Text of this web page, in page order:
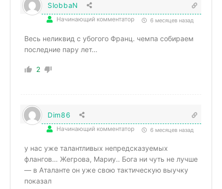
SlobbaN
Начинающий комментатор 6 месяцев назад
Весь неликвид с убогого Франц. чемпа собираем
последние пару лет…
2
Dim86
Начинающий комментатор 6 месяцев назад
у нас уже талантливых непредсказуемых
флангов… Жегрова, Мариу.. Бога ни чуть не лучше
— в Аталанте он уже свою тактическую выучку
показал